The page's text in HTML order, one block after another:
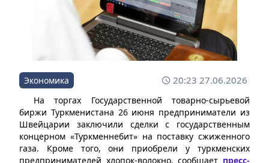
Экономика 20:23 27.06.2026
На торгах Государственной товарно-сырьевой
биржи Туркменистана 26 июня предприниматели из
Швейцарии заключили сделки с государственным
концерном «Туркменнебит» на поставку сжиженного
газа. Кроме того, они приобрели у туркменских
предпринимателей хлопок-волокно, сообщает пресс-